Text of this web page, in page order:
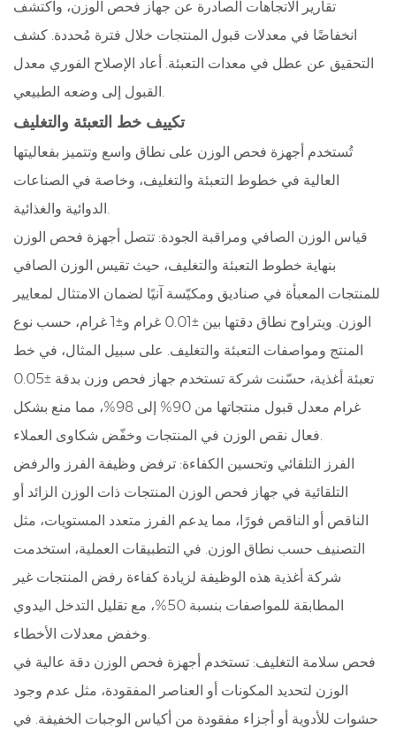
تقارير الاتجاهات الصادرة عن جهاز فحص الوزن، واكتشف
انخفاضًا في معدلات قبول المنتجات خلال فترة مُحددة. كشف
التحقيق عن عطل في معدات التعبئة. أعاد الإصلاح الفوري معدل
القبول إلى وضعه الطبيعي.
تكييف خط التعبئة والتغليف
تُستخدم أجهزة فحص الوزن على نطاق واسع وتتميز بفعاليتها
العالية في خطوط التعبئة والتغليف، وخاصة في الصناعات
الدوائية والغذائية.
قياس الوزن الصافي ومراقبة الجودة: تتصل أجهزة فحص الوزن
بنهاية خطوط التعبئة والتغليف، حيث تقيس الوزن الصافي
للمنتجات المعبأة في صناديق ومكيّسة آنيًا لضمان الامتثال لمعايير
الوزن. ويتراوح نطاق دقتها بين ±0.01 غرام و±1 غرام، حسب نوع
المنتج ومواصفات التعبئة والتغليف. على سبيل المثال، في خط
تعبئة أغذية، حسّنت شركة تستخدم جهاز فحص وزن بدقة ±0.05
غرام معدل قبول منتجاتها من 90% إلى 98%، مما منع بشكل
فعال نقص الوزن في المنتجات وخفّض شكاوى العملاء.
الفرز التلقائي وتحسين الكفاءة: ترفض وظيفة الفرز والرفض
التلقائية في جهاز فحص الوزن المنتجات ذات الوزن الزائد أو
الناقص أو الناقص فورًا، مما يدعم الفرز متعدد المستويات، مثل
التصنيف حسب نطاق الوزن. في التطبيقات العملية، استخدمت
شركة أغذية هذه الوظيفة لزيادة كفاءة رفض المنتجات غير
المطابقة للمواصفات بنسبة 50%، مع تقليل التدخل اليدوي
وخفض معدلات الأخطاء.
فحص سلامة التغليف: تستخدم أجهزة فحص الوزن دقة عالية في
الوزن لتحديد المكونات أو العناصر المفقودة، مثل عدم وجود
حشوات للأدوية أو أجزاء مفقودة من أكياس الوجبات الخفيفة. في